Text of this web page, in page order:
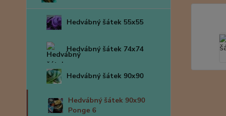
Hedvábný šátek 55x55
Hedvábný šátek 74x74
Hedvábný šátek 90x90
Hedvábný šátek 90x90
Ponge 6